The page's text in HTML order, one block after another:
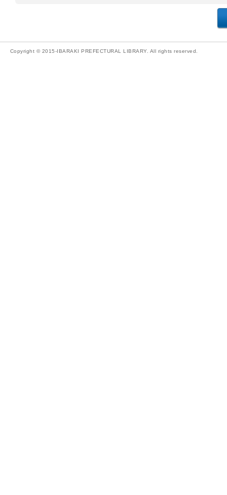
Copyright © 2015-IBARAKI PREFECTURAL LIBRARY. All rights reserved.